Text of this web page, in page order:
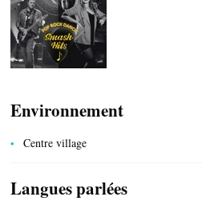
HÉBERGEMENTS
Environnement
Centre village
Langues parlées